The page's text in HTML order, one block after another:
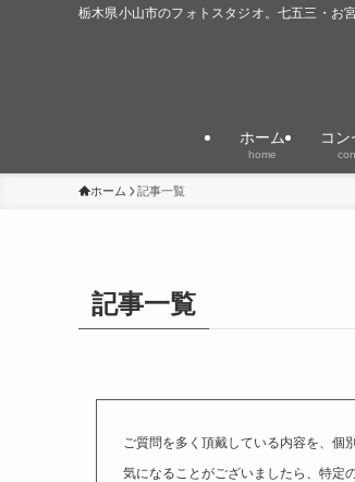
栃木県小山市のフォトスタジオ。七五三・お
ホーム
home
コン
ホーム 記事一覧
記事一覧
ご質問を多く頂戴している内容を、個
気になることがございましたら、特定